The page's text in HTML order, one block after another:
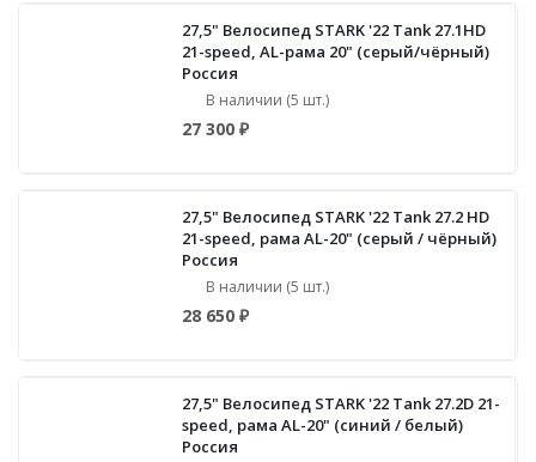
27,5" Велосипед STARK '22 Tank 27.1HD
21-speed, AL-рама 20" (серый/чёрный)
Россия
В наличии (5 шт.)
27 300 ₽
27,5" Велосипед STARK '22 Tank 27.2 HD
21-speed, рама AL-20" (серый / чёрный)
Россия
В наличии (5 шт.)
28 650 ₽
27,5" Велосипед STARK '22 Tank 27.2D 21-
speed, рама AL-20" (синий / белый)
Россия